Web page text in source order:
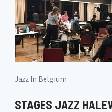
Jazz In Belgium
STAGES JAZZ